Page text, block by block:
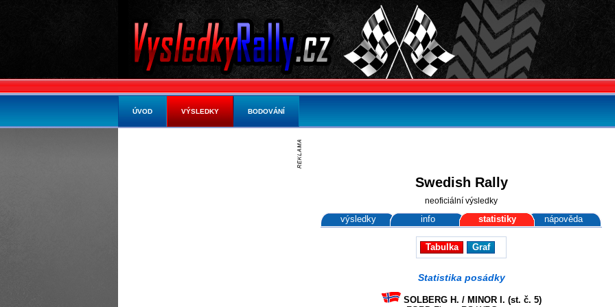
Swedish Rally
neoficiální výsledky
výsledky info statistiky nápověda
Tabulka Graf
Statistika posádky
SOLBERG H. / MINOR I. (st. č. 5)
ÚVOD VÝSLEDKY BODOVÁNÍ